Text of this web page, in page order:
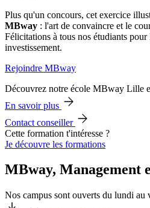
Plus qu'un concours, cet exercice
MBway : l'art de convaincre et le
Félicitations à tous nos étudiants pour
investissement.
Rejoindre MBway
Découvrez notre école MBway Lille
En savoir plus
Contact conseiller
Cette formation t'intéresse ?
Je découvre les formations
MBway, Management
Nos campus sont ouverts du lundi au